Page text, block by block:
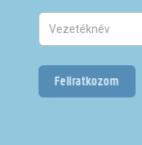
Feliratkozom